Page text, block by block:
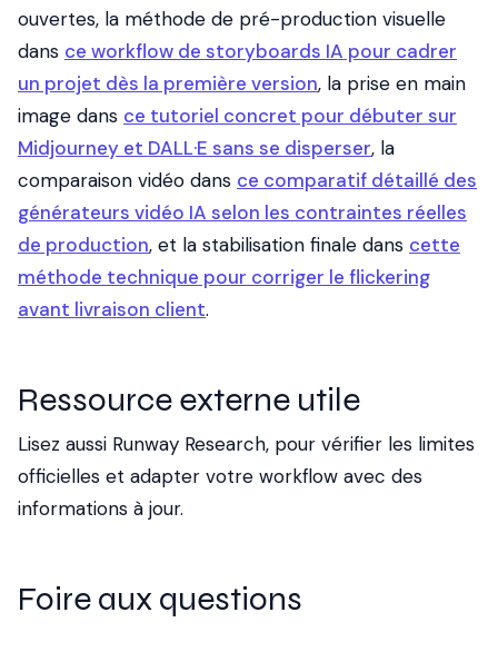
ouvertes, la méthode de pré-production visuelle
dans ce workflow de storyboards IA pour cadrer
un projet dès la première version, la prise en main
image dans ce tutoriel concret pour débuter sur
Midjourney et DALL·E sans se disperser, la
comparaison vidéo dans ce comparatif détaillé des
générateurs vidéo IA selon les contraintes réelles
de production, et la stabilisation finale dans cette
méthode technique pour corriger le flickering
avant livraison client.
Ressource externe utile
Lisez aussi Runway Research, pour vérifier les limites
officielles et adapter votre workflow avec des
informations à jour.
Foire aux questions